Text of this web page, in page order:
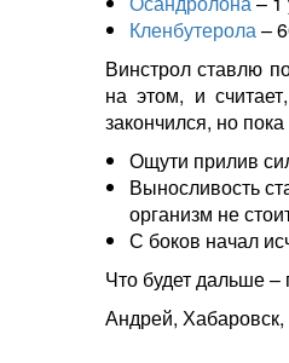
Кленбутерола–
Винстрол ставлю
на этом, и
закончился, но
Ощути прилив
Выносливость
организм не
С боков начал
Что будет дальше
Андрей, Хабаровск,